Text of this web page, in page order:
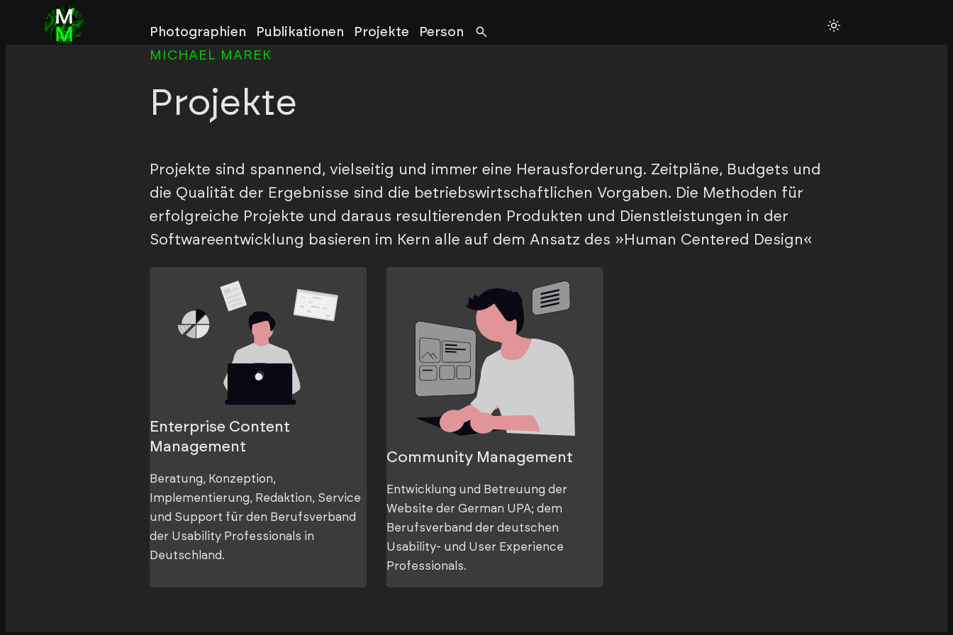
Photographien Publikationen Projekte
Person
MICHAEL MAREK
Projekte
Projekte sind spannend, vielseitig und immer eine Herausforderung. Zeitpläne, Budgets und
die Qualität der Ergebnisse sind die betriebswirtschaftlichen Vorgaben. Die Methoden für
erfolgreiche Projekte und daraus resultierenden Produkten und Dienstleistungen in der
Softwareentwicklung basieren im Kern alle auf dem Ansatz des »Human Centered Design«
Enterprise Content
Management
Beratung, Konzeption,
Implementierung, Redaktion, Service
und Support für den Berufsverband
der Usability Professionals in
Deutschland.
Community Management
Entwicklung und Betreuung der
Website der German UPA; dem
Berufsverband der deutschen
Usability- und User Experience
Professionals.